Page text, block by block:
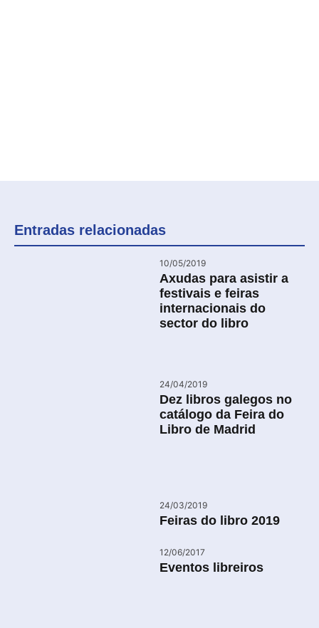
Entradas relacionadas
10/05/2019
Axudas para asistir a
festivais e feiras
internacionais do
sector do libro
24/04/2019
Dez libros galegos no
catálogo da Feira do
Libro de Madrid
24/03/2019
Feiras do libro 2019
12/06/2017
Eventos libreiros